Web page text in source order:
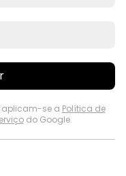
aplicam-se a Política de
do Google.